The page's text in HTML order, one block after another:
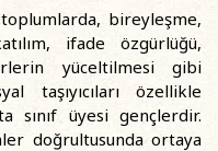
bireyleşme,
ifade özgürlüğü,
yüceltilmesi gibi
taşıyıcıları özellikle
sınıf üyesi gençlerdir.
doğrultusunda ortaya